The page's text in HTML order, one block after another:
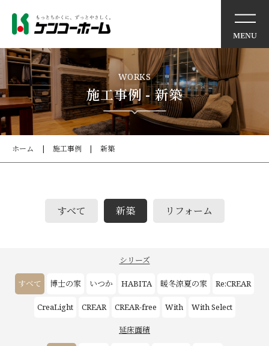
イベント情報
ケンコーホームの想い
モデルハウス
お客様の声
新築
WORKS
施工事例 - 新築
ホーム 施工事例 新築
すべて 新築 リフォーム
シリーズ
すべて 博士の家 いつか HABITA 暖冬涼夏の家 Re:CREAR
CreaLight CREAR CREAR-free With With Select
延床面積